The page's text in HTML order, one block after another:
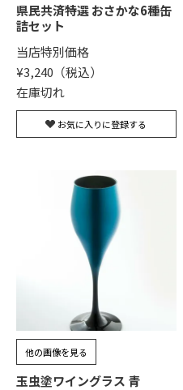
県民共済特選 おさかな6種缶
詰セット
当店特別価格
¥3,240
在庫切れ
お気に入りに登録する
他の画像を見る
玉虫塗ワイングラス 青